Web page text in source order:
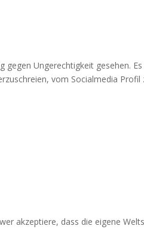
Ungerechtigkeit gese­hen. Es
vom Social­me­dia Pro­fil
akzep­tiere, dass die eigene